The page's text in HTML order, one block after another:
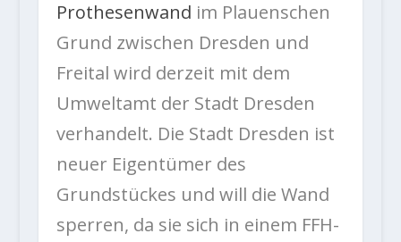
Prothesenwand im Plauenschen
Grund zwischen Dresden und
Freital wird derzeit mit dem
Umweltamt der Stadt Dresden
verhandelt. Die Stadt Dresden ist
neuer Eigentümer des
Grundstückes und will die Wand
sperren, da sie sich in einem FFH-